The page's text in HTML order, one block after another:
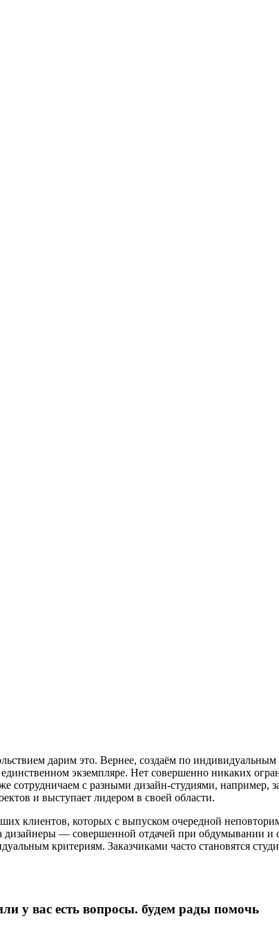
дарим это. Вернее, создаём по
экземпляре. Нет совершенно никаких
сотрудничаем с разными дизайн-студиями,
и выступает лидером в своей области.
клиентов, которых с выпуском очередной
— совершенной отдачей при обдумывании и
критериям. Заказчиками часто становятся
у вас есть вопросы. будем рады помочь